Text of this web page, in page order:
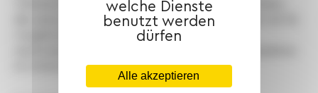
Teilzeitarbeitnehmer die Liste aller offenen Stellen,
die seiner Berufsqualifikation entsprechen oder mit ihr
vergleichbar sind, zukommen lässt oder ihm
im Unternehmen verfügbar sind.
welche Dienste
benutzt werden
dürfen
Alle akzeptieren